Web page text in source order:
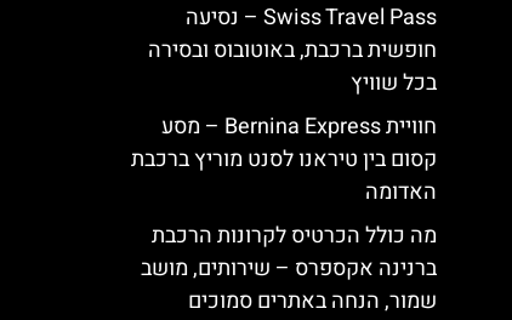
Swiss Travel Pass – נסיעה
חופשית ברכבת, באוטובוס ובסירה
בכל שוויץ
חוויית Bernina Express – מסע
קסום בין טיראנו לסנט מוריץ ברכבת
האדומה
מה כולל הכרטיס לקרונות הרכבת
ברנינה אקספרס – שירותים, מושב
שמור, הנחה באתרים סמוכים